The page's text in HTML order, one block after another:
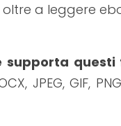
a leggere
supporta
JPEG, GIF,